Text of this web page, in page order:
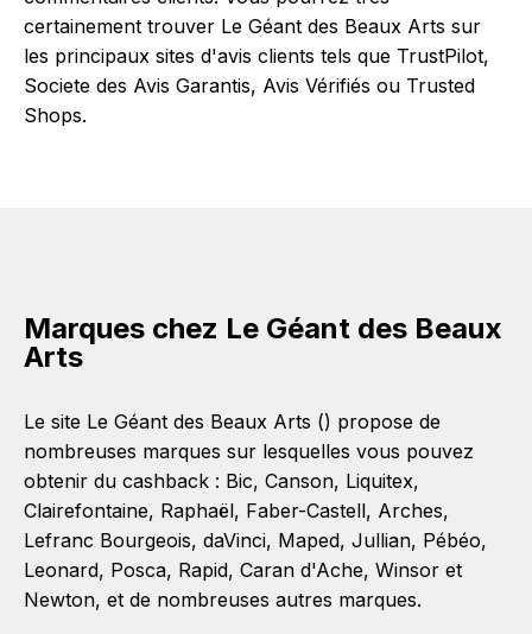
certainement trouver Le Géant des Beaux Arts sur
les principaux sites d'avis clients tels que TrustPilot,
Societe des Avis Garantis, Avis Vérifiés ou Trusted
Shops.
Marques chez Le Géant des Beaux
Arts
Le site Le Géant des Beaux Arts () propose de
nombreuses marques sur lesquelles vous pouvez
obtenir du cashback : Bic, Canson, Liquitex,
Clairefontaine, Raphaël, Faber-Castell, Arches,
Lefranc Bourgeois, daVinci, Maped, Jullian, Pébéo,
Leonard, Posca, Rapid, Caran d'Ache, Winsor et
Newton, et de nombreuses autres marques.